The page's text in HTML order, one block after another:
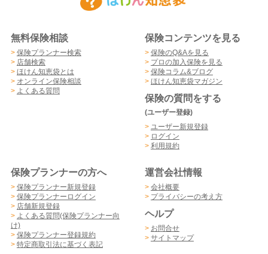
無料保険相談
> 保険プランナー検索
> 店舗検索
> ほけん知恵袋とは
> オンライン保険相談
> よくある質問
保険コンテンツを見る
> 保険のQ&Aを見る
> プロの加入保険を見る
> 保険コラム&ブログ
> ほけん知恵袋マガジン
保険の質問をする
(ユーザー登録)
> ユーザー新規登録
> ログイン
> 利用規約
保険プランナーの方へ
> 保険プランナー新規登録
> 保険プランナーログイン
> 店舗新規登録
> よくある質問(保険プランナー向
け)
> 保険プランナー登録規約
> 特定商取引法に基づく表記
運営会社情報
> 会社概要
> プライバシーの考え方
ヘルプ
> お問合せ
> サイトマップ